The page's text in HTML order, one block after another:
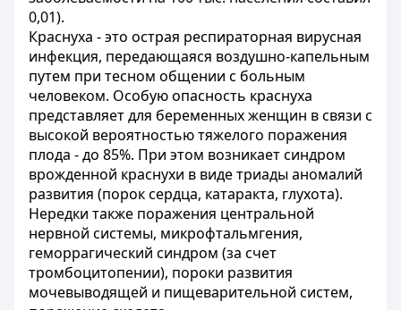
0,01).
Краснуха - это острая респираторная вирусная
инфекция, передающаяся воздушно-капельным
путем при тесном общении с больным
человеком. Особую опасность краснуха
представляет для беременных женщин в связи с
высокой вероятностью тяжелого поражения
плода - до 85%. При этом возникает синдром
врожденной краснухи в виде триады аномалий
развития (порок сердца, катаракта, глухота).
Нередки также поражения центральной
нервной системы, микрофтальмгения,
геморрагический синдром (за счет
тромбоцитопении), пороки развития
мочевыводящей и пищеварительной систем,